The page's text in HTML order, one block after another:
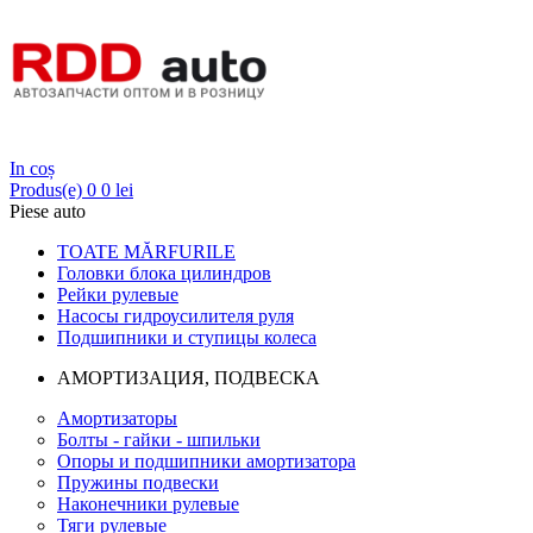
In coș
Produs(e) 0 0 lei
Piese auto
TOATE MĂRFURILE
Головки блока цилиндров
Рейки рулевые
Насосы гидроусилителя руля
Подшипники и ступицы колеса
АМОРТИЗАЦИЯ, ПОДВЕСКА
Амортизаторы
Болты - гайки - шпильки
Опоры и подшипники амортизатора
Пружины подвески
Наконечники рулевые
Тяги рулевые